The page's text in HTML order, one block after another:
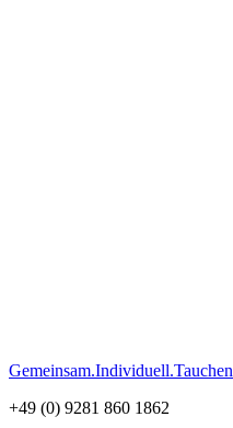
Gemeinsam.Individuell.Tauchen
+49 (0) 9281 860 1862